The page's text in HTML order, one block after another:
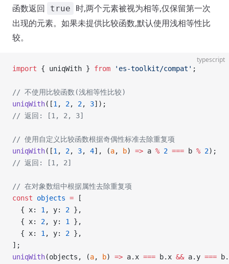
函数返回
true
时,两个元素被视为相等,仅保留第一次
出现的元素。如果未提供比较函数,默认使用浅相等性比
较。
typescript
import { uniqWith } from 'es-toolkit/compat' ;
// 不使用比较函数(浅相等性比较)
uniqWith([1 , 2, 2, 3]);
// 返回: [1, 2, 3]
// 使用自定义比较函数根据奇偶性标准去除重复项
uniqWith([1 , 2, 3, 4], (a, b) => a % 2 === b % 2);
// 返回: [1, 2]
// 在对象数组中根据属性去除重复项
const objects = [
  { x:
1 , y: 2 },
  { x:
2, y: 1
},
  { x:
1 , y: 2 },
];
uniqWith(objects, (a, b) => a.x === b.x && a.y ===